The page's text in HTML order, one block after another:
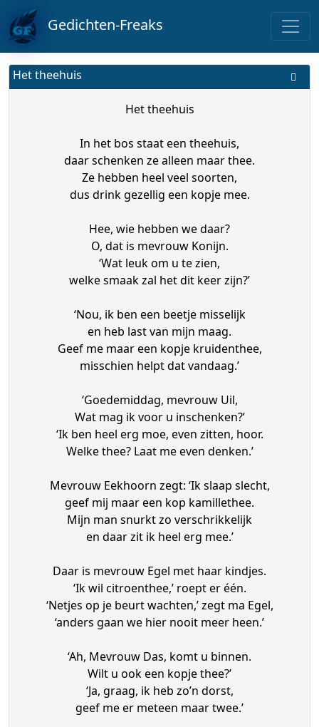
Gedichten-Freaks
Het theehuis
Het theehuis
In het bos staat een theehuis,
daar schenken ze alleen maar thee.
Ze hebben heel veel soorten,
dus drink gezellig een kopje mee.
Hee, wie hebben we daar?
O, dat is mevrouw Konijn.
‘Wat leuk om u te zien,
welke smaak zal het dit keer zijn?’
‘Nou, ik ben een beetje misselijk
en heb last van mijn maag.
Geef me maar een kopje kruidenthee,
misschien helpt dat vandaag.’
‘Goedemiddag, mevrouw Uil,
Wat mag ik voor u inschenken?’
‘Ik ben heel erg moe, even zitten, hoor.
Welke thee? Laat me even denken.’
Mevrouw Eekhoorn zegt: ‘Ik slaap slecht,
geef mij maar een kop kamillethee.
Mijn man snurkt zo verschrikkelijk
en daar zit ik heel erg mee.’
Daar is mevrouw Egel met haar kindjes.
‘Ik wil citroenthee,’ roept er één.
‘Netjes op je beurt wachten,’ zegt ma Egel,
‘anders gaan we hier nooit meer heen.’
‘Ah, Mevrouw Das, komt u binnen.
Wilt u ook een kopje thee?’
‘Ja, graag, ik heb zo’n dorst,
geef me er meteen maar twee.’